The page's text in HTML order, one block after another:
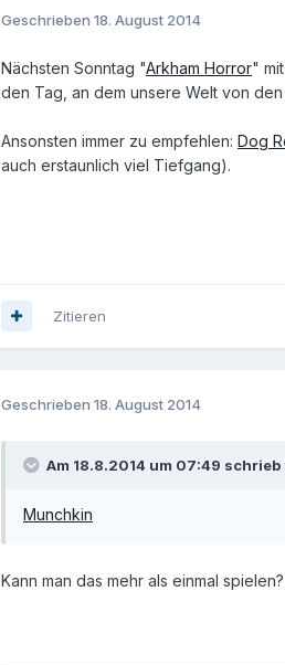
Geschrieben 18. August 2014
Nächsten Sonntag "Arkham Horror"
den Tag, an dem unsere Welt von
Ansonsten immer zu empfehlen: Dog
auch erstaunlich viel Tiefgang).
Zitieren
Geschrieben 18. August 2014
Am 18.8.2014 um 07:49 schrieb
Munchkin
Kann man das mehr als einmal